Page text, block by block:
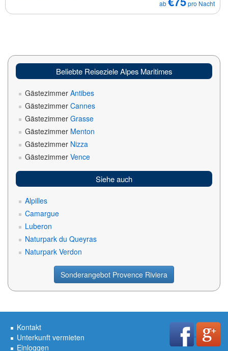
ab pro Nacht
Beliebte Reiseziele Alpes Maritimes
Gästezimmer Antibes
Gästezimmer Cannes
Gästezimmer Grasse
Gästezimmer Menton
Gästezimmer Nizza
Gästezimmer Vence
Siehe auch
Alpilles
Camargue
Luberon
Naturpark du Queyras
Naturpark Verdon
Sonderangebot Provence Riviera
Kontakt
Unterkunft vermieten
Einloggen